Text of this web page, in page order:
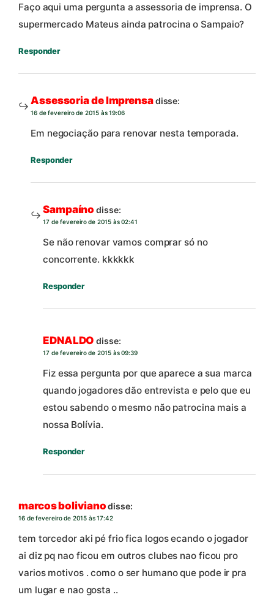
Faço aqui uma pergunta a assessoria de imprensa. O
supermercado Mateus ainda patrocina o Sampaio?
Responder
Assessoria de Imprensadisse:
16 de fevereiro de 2015 às 19:06
Em negociação para renovar nesta temporada.
Responder
Sampaíno disse:
17 de fevereiro de 2015 às 02:41
Se não renovar vamos comprar só no
concorrente. kkkkkk
Responder
EDNALDO disse:
17 de fevereiro de 2015 às 09:39
Fiz essa pergunta por que aparece a sua marca
quando jogadores dão entrevista e pelo que eu
estou sabendo o mesmo não patrocina mais a
nossa Bolívia.
Responder
marcos bolivianodisse:
16 de fevereiro de 2015 às 17:42
tem torcedor aki pé frio fica logos ecando o jogador
ai diz pq nao ficou em outros clubes nao ficou pro
varios motivos . como o ser humano que pode ir pra
um lugar e nao gosta ..